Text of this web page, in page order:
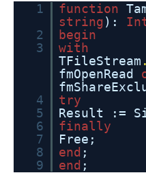
1 function
string):
2
begin
3
with
TFileStream .
fmOpenRead
4
try
5
Result :=
6
finally
7
Free;
8
end ;
9
end ;